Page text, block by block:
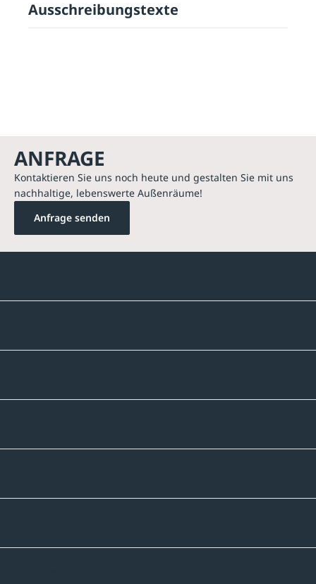
Ausschreibungstexte
ANFRAGE
Kontaktieren Sie uns noch heute und gestalten Sie mit uns
nachhaltige, lebenswerte Außenräume!
Anfrage senden